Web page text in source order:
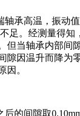
承高温，振动
足。经测量得知
但当轴承内部间
因温升而降
因。
后的间隙取